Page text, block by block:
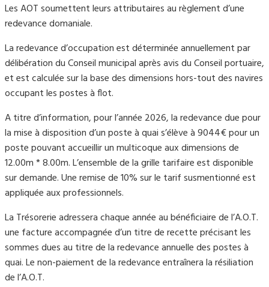
Les AOT soumettent leurs attributaires au règlement d’une
redevance domaniale.
La redevance d’occupationest déterminée annuellement par
délibération du Conseil municipal après avis du Conseil portuaire,
et est calculée sur la base des dimensions hors-tout des navires
occupant les postes à flot.
A titre d’information, pour l’année 2026, la redevance due pour
la mise à disposition d’un poste à quai s’élève à 9044€ pour un
poste pouvant accueillir un multicoque aux dimensions de
12.00m * 8.00m. L’ensemble de la grille tarifaire est disponible
sur demande. Une remise de 10% sur le tarif susmentionné est
appliquée aux professionnels.
La Trésorerie adressera chaque année au bénéficiaire de l’A.O.T.
une facture accompagnée d’un titre de recette précisant les
sommes dues au titre de la redevance annuelle des postes à
quai. Le non-paiement de la redevance entraînera la résiliation
de l’A.O.T.